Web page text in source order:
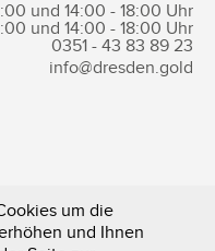
und 14:00 - 18:00 Uhr
und 14:00 - 18:00 Uhr
0351 - 43 83 89 23
info@dresden.gold
um die
und Ihnen